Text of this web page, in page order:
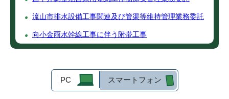
流山市排水設備工事関連及び管渠等維持管理業務委託
向小金雨水幹線工事に伴う附帯工事
PC スマートフォン